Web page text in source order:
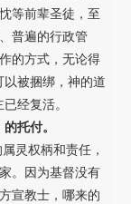
等前辈圣徒，至
普遍的行政管
的方式，无论得
被捆绑，神的道
经复活。
托付。
灵权柄和责任，
。因为基督没有
宣教士，哪来的